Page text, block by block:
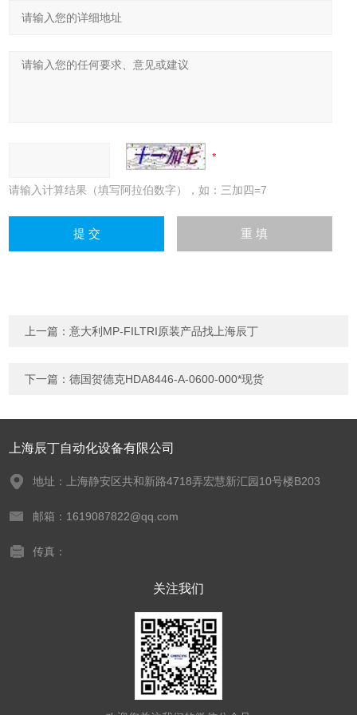
请输入计算结果（填写阿拉伯数字），如：三加四=7
上一篇：意大利MP-FILTRI原装产品找上海辰丁
下一篇：德国贺德克HDA8446-A-0600-000*现货
上海辰丁自动化设备有限公司
地址：上海静安区共和新路4718弄宏慧新汇园10号楼B203
邮箱：1619087822@qq.com
传真：
关注我们